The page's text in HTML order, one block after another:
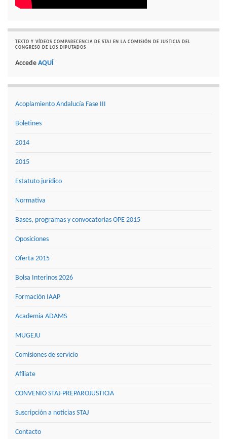
TEXTO Y VÍDEOS COMPARECENCIA DE STAJ EN LA COMISIÓN DE JUSTICIA DEL
CONGRESO DE LOS DIPUTADOS
Accede AQUÍ
Acoplamiento Andalucía Fase III
Boletines
2014
2015
Estatuto jurídico
Normativa
Bases, programas y convocatorias OPE 2015
Oposiciones
Oferta 2015
Bolsa Interinos 2026
Formación IAAP
Academia ADAMS
MUGEJU
Comisiones de servicio
Afíliate
CONVENIO STAJ-PREPAROJUSTICIA
Suscripción a noticias STAJ
Contacto